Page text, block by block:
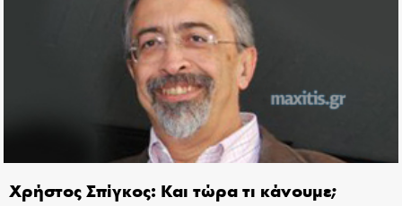
Χρήστος Σπίγκος: Και τώρα τι κάνουμε;